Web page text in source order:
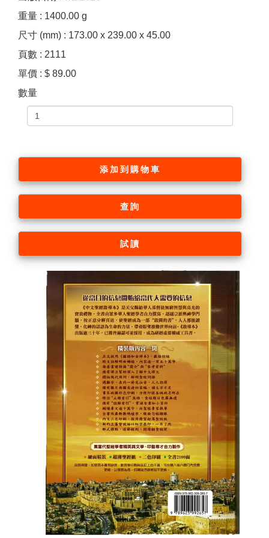
重量 : 1400.00 g
尺寸 (mm) : 173.00 x 239.00 x 45.00
頁數 : 2111
單價 : $ 89.00
數量
添加到購物車
查詢
試讀